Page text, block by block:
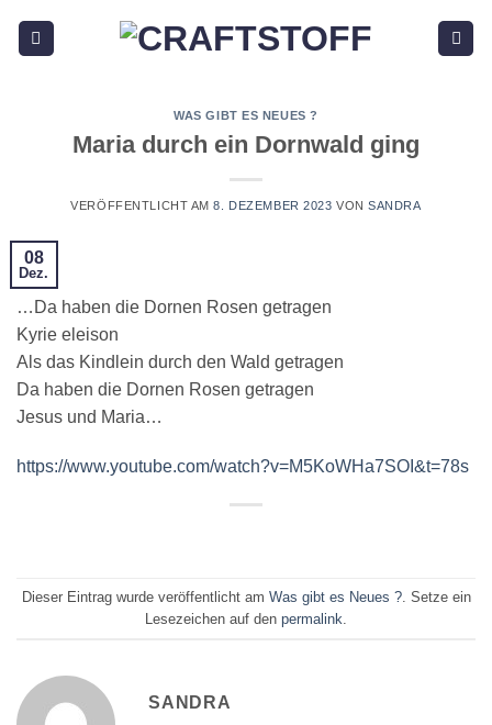
Inhalt
WAS GIBT ES NEUES ?
Maria durch ein Dornwald ging
VERÖFFENTLICHT AM8. DEZEMBER 2023 VONSANDRA
08
Dez.
…Da haben die Dornen Rosen getragen
Kyrie eleison
Als das Kindlein durch den Wald getragen
Da haben die Dornen Rosen getragen
Jesus und Maria…
https://www.youtube.com/watch?v=M5KoWHa7SOI&t=78s
Dieser Eintrag wurde veröffentlicht am Was gibt es Neues ?. Setze ein
Lesezeichen auf den permalink
SANDRA